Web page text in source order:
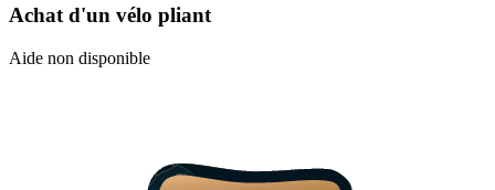
Achat d'un vélo pliant
Aide non disponible